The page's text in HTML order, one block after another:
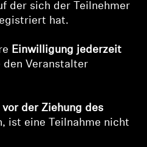
der sich der Teilnehmer
hat.
Einwilligung jederzeit
den Veranstalter
vor der Ziehung des
ist eine Teilnahme nicht